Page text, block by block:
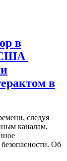
в
США
в
следуя
каналам,
Об